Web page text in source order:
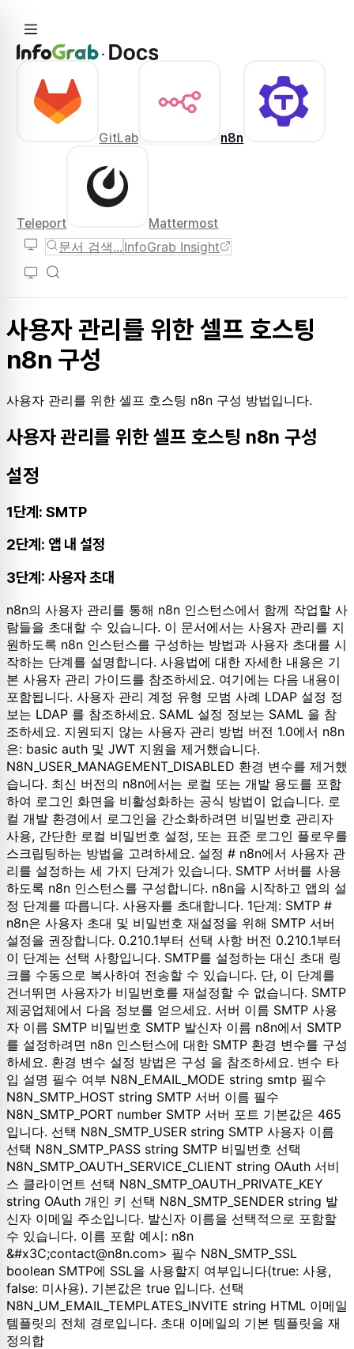
GitLab n8n
Teleport Mattermost
문서 검색... InfoGrab Insight
사용자 관리를 위한 셀프 호스팅
n8n 구성
사용자 관리를 위한 셀프 호스팅 n8n 구성 방법입니다.
사용자 관리를 위한 셀프 호스팅 n8n 구성
설정
1단계: SMTP
2단계: 앱 내 설정
3단계: 사용자 초대
n8n의 사용자 관리를 통해 n8n 인스턴스에서 함께 작업할 사
람들을 초대할 수 있습니다. 이 문서에서는 사용자 관리를 지
원하도록 n8n 인스턴스를 구성하는 방법과 사용자 초대를 시
작하는 단계를 설명합니다. 사용법에 대한 자세한 내용은 기
본 사용자 관리 가이드를 참조하세요. 여기에는 다음 내용이
포함됩니다. 사용자 관리 계정 유형 모범 사례 LDAP 설정 정
보는 LDAP 를 참조하세요. SAML 설정 정보는 SAML 을 참
조하세요. 지원되지 않는 사용자 관리 방법 버전 1.0에서 n8n
은: basic auth 및 JWT 지원을 제거했습니다.
N8N_USER_MANAGEMENT_DISABLED 환경 변수를 제거했
습니다. 최신 버전의 n8n에서는 로컬 또는 개발 용도를 포함
하여 로그인 화면을 비활성화하는 공식 방법이 없습니다. 로
컬 개발 환경에서 로그인을 간소화하려면 비밀번호 관리자
사용, 간단한 로컬 비밀번호 설정, 또는 표준 로그인 플로우를
스크립팅하는 방법을 고려하세요. 설정 # n8n에서 사용자 관
리를 설정하는 세 가지 단계가 있습니다. SMTP 서버를 사용
하도록 n8n 인스턴스를 구성합니다. n8n을 시작하고 앱의 설
정 단계를 따릅니다. 사용자를 초대합니다. 1단계: SMTP #
n8n은 사용자 초대 및 비밀번호 재설정을 위해 SMTP 서버
설정을 권장합니다. 0.210.1부터 선택 사항 버전 0.210.1부터
이 단계는 선택 사항입니다. SMTP를 설정하는 대신 초대 링
크를 수동으로 복사하여 전송할 수 있습니다. 단, 이 단계를
건너뛰면 사용자가 비밀번호를 재설정할 수 없습니다. SMTP
제공업체에서 다음 정보를 얻으세요. 서버 이름 SMTP 사용
자 이름 SMTP 비밀번호 SMTP 발신자 이름 n8n에서 SMTP
를 설정하려면 n8n 인스턴스에 대한 SMTP 환경 변수를 구성
하세요. 환경 변수 설정 방법은 구성 을 참조하세요. 변수 타
입 설명 필수 여부 N8N_EMAIL_MODE string smtp 필수
N8N_SMTP_HOST string SMTP 서버 이름 필수
N8N_SMTP_PORT number SMTP 서버 포트 기본값은 465
입니다. 선택 N8N_SMTP_USER string SMTP 사용자 이름
선택 N8N_SMTP_PASS string SMTP 비밀번호 선택
N8N_SMTP_OAUTH_SERVICE_CLIENT string OAuth 서비
스 클라이언트 선택 N8N_SMTP_OAUTH_PRIVATE_KEY
string OAuth 개인 키 선택 N8N_SMTP_SENDER string 발
신자 이메일 주소입니다. 발신자 이름을 선택적으로 포함할
수 있습니다. 이름 포함 예시: n8n
&#x3C;contact@n8n.com> 필수 N8N_SMTP_SSL
boolean SMTP에 SSL을 사용할지 여부입니다(true: 사용,
false: 미사용). 기본값은 true 입니다. 선택
N8N_UM_EMAIL_TEMPLATES_INVITE string HTML 이메일
템플릿의 전체 경로입니다. 초대 이메일의 기본 템플릿을 재
정의합